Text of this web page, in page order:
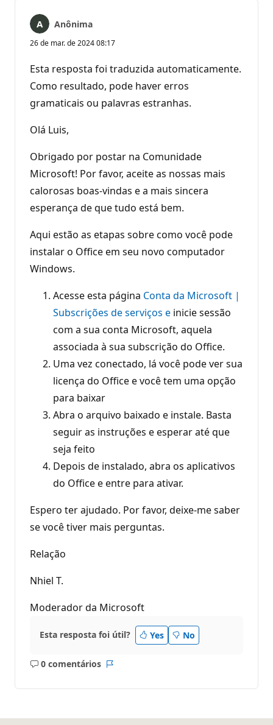
Anônima
26 de mar. de 2024 08:17
Esta resposta foi traduzida automaticamente.
Como resultado, pode haver erros
gramaticais ou palavras estranhas.
Olá Luis,
Obrigado por postar na Comunidade
Microsoft! Por favor, aceite as nossas mais
calorosas boas-vindas e a mais sincera
esperança de que tudo está bem.
Aqui estão as etapas sobre como você pode
instalar o Office em seu novo computador
Windows.
Acesse esta página Conta da Microsoft |
Subscrições de serviços e inicie sessão
com a sua conta Microsoft, aquela
associada à sua subscrição do Office.
Uma vez conectado, lá você pode ver sua
licença do Office e você tem uma opção
para baixar
Abra o arquivo baixado e instale. Basta
seguir as instruções e esperar até que
seja feito
Depois de instalado, abra os aplicativos
do Office e entre para ativar.
Espero ter ajudado. Por favor, deixe-me saber
se você tiver mais perguntas.
Relação
Nhiel T.
Moderador da Microsoft
Esta resposta foi útil? Yes No
0 comentários
Sem